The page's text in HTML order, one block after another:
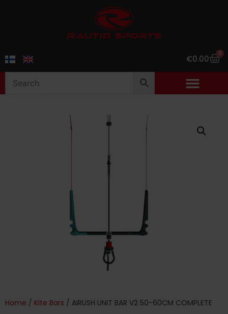
€0.00 0
Home / Kite Bars / AIRUSH UNIT BAR V2 50-60CM COMPLETE